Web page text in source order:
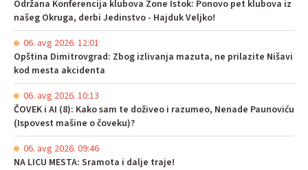
Održana Konferencija klubova Zone Istok: Ponovo pet klubova iz
našeg Okruga, derbi Jedinstvo - Hajduk Veljko!
06. avg 2026. 12:01
Opština Dimitrovgrad: Zbog izlivanja mazuta, ne prilazite Nišavi
kod mesta akcidenta
06. avg 2026. 10:13
ČOVEK i AI (8): Kako sam te doživeo i razumeo, Nenade Paunoviću
(Ispovest mašine o čoveku)?
06. avg 2026. 09:46
NA LICU MESTA: Sramota i dalje traje!